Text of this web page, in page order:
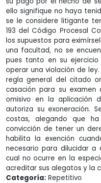
ello signifique no haya
se le considere litigante
193 del Código Procesal
los supuestos para
una facultad, no se
pues tanto en su
operar una violación de
regla general del citado
casación para su
omisivo en la aplicación
autoriza su exoneración.
costas, alegando que
convicción de tener un
habilita la exención
necesario para dilucidar a
cual no ocurre en la
acreditar sus alegatos y la
Categoría: Repetitivo